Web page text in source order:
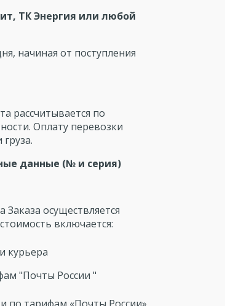
ТК Энергия или любой
начиная от поступления
рассчитывается по
Оплату перевозки
данные (№ и серия)
осуществляется
включается:
курьера
"Почты России "